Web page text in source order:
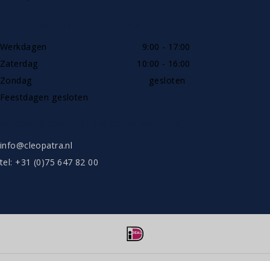
Werkdagen
9:00 - 17:00
Zaterdag
10:00 - 16:00
Zondag
gesloten
Feestdagen gesloten
info@cleopatra.nl
tel: +31 (0)75 647 82 00